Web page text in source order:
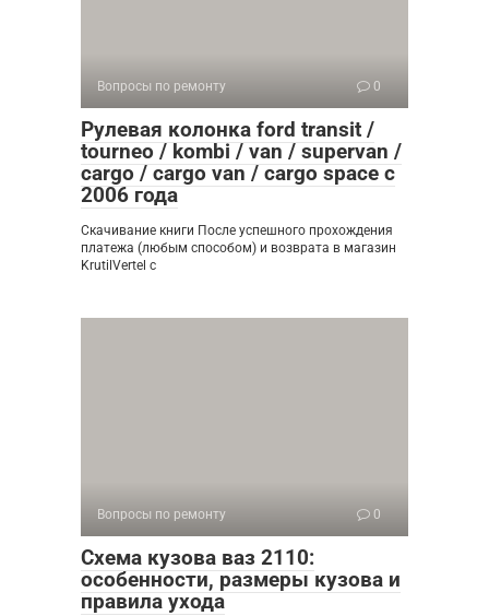
Вопросы по ремонту 0
Рулевая колонка ford transit /
tourneo / kombi / van / supervan /
cargo / cargo van / cargo space с
2006 года
Скачивание книги После успешного прохождения
платежа (любым способом) и возврата в магазин
KrutilVertel с
Вопросы по ремонту 0
Схема кузова ваз 2110:
особенности, размеры кузова и
правила ухода